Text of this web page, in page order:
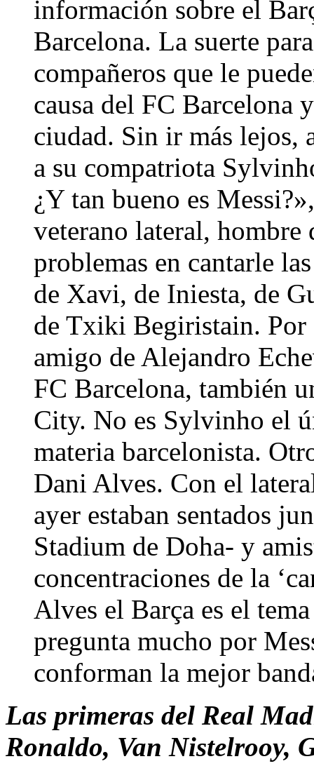
información sobre el
Barcelona. La suerte
compañeros que le
causa del FC Barcelona
ciudad. Sin ir más lejos,
a su compatriota
¿Y tan bueno es
veterano lateral,
problemas en cantarle
de Xavi, de Iniesta, de
de Txiki Begiristain.
amigo de Alejandro
FC Barcelona, también
City. No es Sylvinho el
materia barcelonista.
Dani Alves. Con el
ayer estaban sentados
Stadium de Doha- y
concentraciones de la
Alves el Barça es el
pregunta mucho por
conforman la mejor
Las primeras del Real
Ronaldo, Van Nistelrooy,